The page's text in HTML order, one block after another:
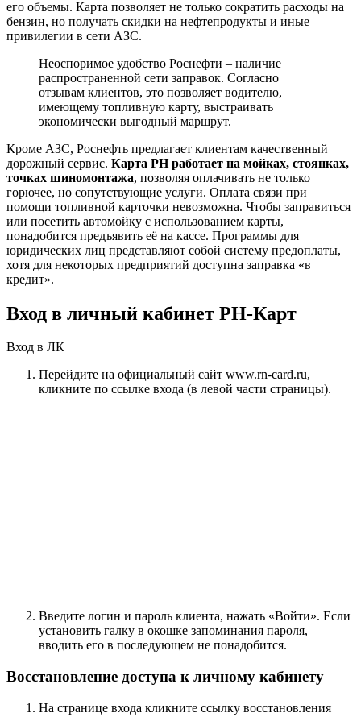
его объемы. Карта позволяет не только сократить расходы на
бензин, но получать скидки на нефтепродукты и иные
привилегии в сети АЗС.
Неоспоримое удобство Роснефти – наличие
распространенной сети заправок. Согласно
отзывам клиентов, это позволяет водителю,
имеющему топливную карту, выстраивать
экономически выгодный маршрут.
Кроме АЗС, Роснефть предлагает клиентам качественный
дорожный сервис. Карта РН работает на мойках, стоянках,
точках шиномонтажа, позволяя оплачивать не только
горючее, но сопутствующие услуги. Оплата связи при
помощи топливной карточки невозможна. Чтобы заправиться
или посетить автомойку с использованием карты,
понадобится предъявить её на кассе. Программы для
юридических лиц представляют собой систему предоплаты,
хотя для некоторых предприятий доступна заправка «в
кредит».
Вход в личный кабинет РН-Карт
Вход в ЛК
Перейдите на официальный сайт www.rn-card.ru,
кликните по ссылке входа (в левой части страницы).
Введите логин и пароль клиента, нажать «Войти». Если
установить галку в окошке запоминания пароля,
вводить его в последующем не понадобится.
Восстановление доступа к личному кабинету
На странице входа кликните ссылку восстановления